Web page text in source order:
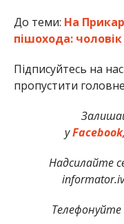
До теми: На
пішохода:
Підписуйтесь на
пропустити
уFacebook,
Надсилайте